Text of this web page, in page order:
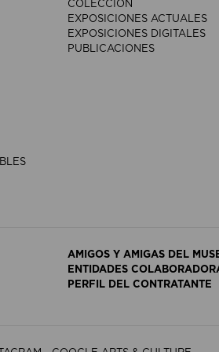
COLECCIÓN
EXPOSICIONES ACTUALES
EXPOSICIONES DIGITALES
PUBLICACIONES
AMIGOS Y AMIGAS DEL
ENTIDADES
PERFIL DEL CONTRATANTE